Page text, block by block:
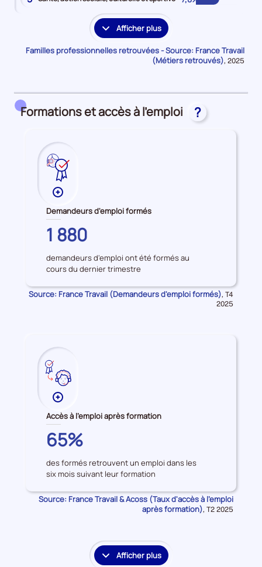
Afficher plus
les
familles
professionnelles
Familles professionnelles retrouvées - Source: France Travail
(Métiers retrouvés), Données
2025
Formations et accès à l'emploi ?
Plus
de
données
sur
les
Demandeurs
d'emploi
formés
Demandeurs d'emploi formés
COTES-
D'ARMOR
1 880
demandeurs d'emploi ont été formés au
cours du dernier trimestre
Source: France Travail (Demandeurs d'emploi formés), Données
pour
T4
2025
Plus
de
données
sur
les
Accès
à
l'emploi
après
Accès à l'emploi après formation
COTES-
D'ARMOR
65%
des formés retrouvent un emploi dans les
six mois suivant leur formation
Source: France Travail & Acoss (Taux d'accès à l'emploi
après formation), Données
T2 2025
Afficher plus
le